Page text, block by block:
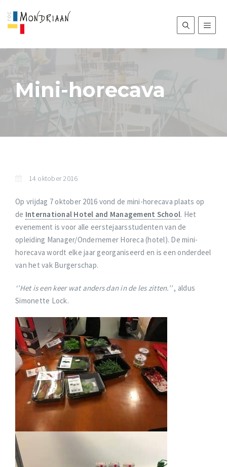
Mini-horecava
14 oktober 2016
Op vrijdag 7 oktober 2016 vond de mini-horecava plaats op
de International Hotel and Management School. Het
evenement is voor alle eerstejaarsstudenten van de
opleiding Manager/Ondernemer Horeca (hotel). De mini-
horecava wordt elke jaar georganiseerd en is een onderdeel
van het vak Burgerschap.
‘’Het is een keer wat anders dan in de les zitten.’’, aldus
Simonette Lock.